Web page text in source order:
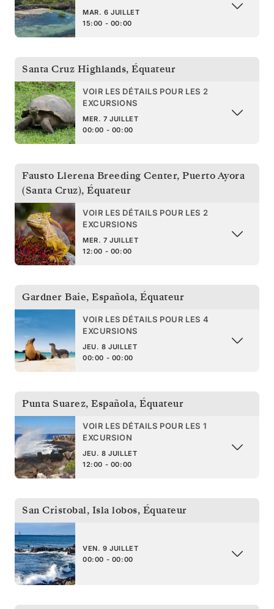
MAR. 6 JUILLET
15:00 - 00:00
Santa Cruz Highlands, Équateur
VOIR LES DÉTAILS POUR LES 2
EXCURSIONS
MER. 7 JUILLET
00:00 - 00:00
Fausto Llerena Breeding Center, Puerto Ayora
(Santa Cruz), Équateur
VOIR LES DÉTAILS POUR LES 2
EXCURSIONS
MER. 7 JUILLET
12:00 - 00:00
Gardner Baie, Española, Équateur
VOIR LES DÉTAILS POUR LES 4
EXCURSIONS
JEU. 8 JUILLET
00:00 - 00:00
Punta Suarez, Española, Équateur
VOIR LES DÉTAILS POUR LES 1
EXCURSION
JEU. 8 JUILLET
12:00 - 00:00
San Cristobal, Isla lobos, Équateur
VEN. 9 JUILLET
00:00 - 00:00